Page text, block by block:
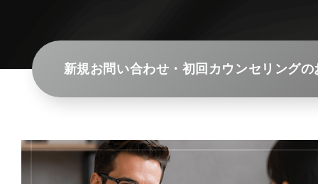
新規お問い合わせ・初回カウンセリングの